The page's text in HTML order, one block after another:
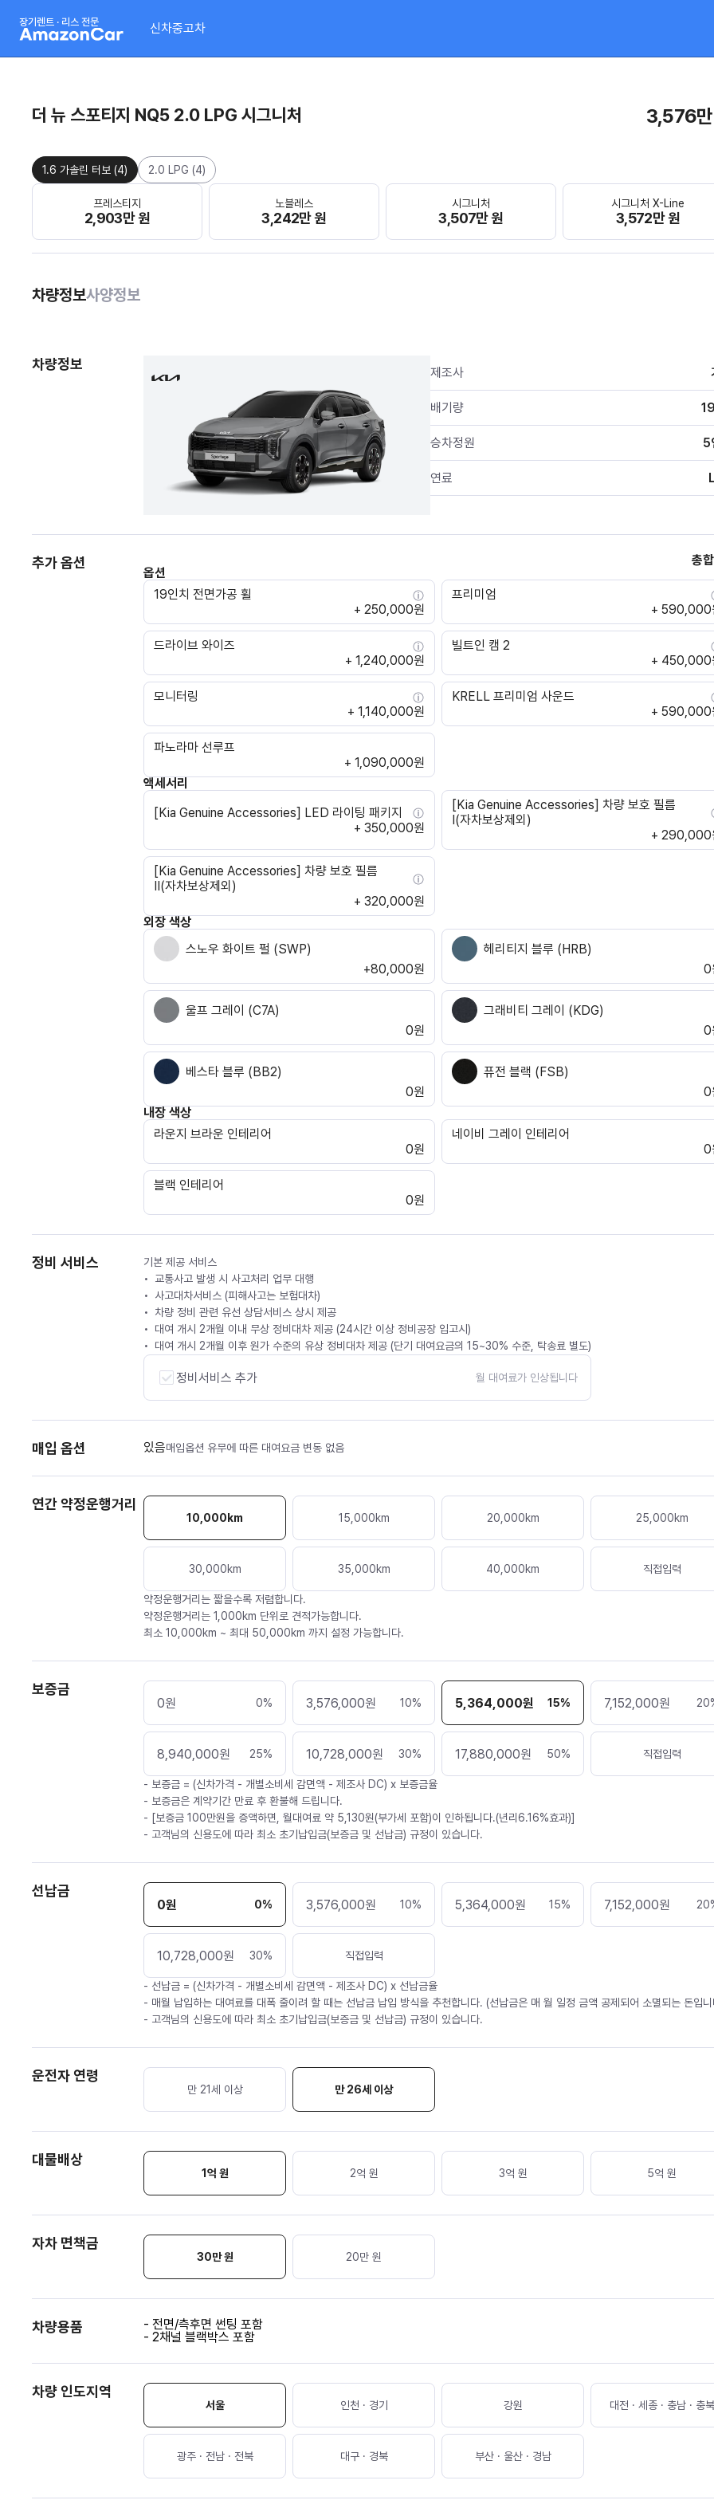
장기렌트 · 리스 전문 신차중고차
더 뉴 스포티지 NQ5 2.0 LPG 시그니처 3,576
1.6 가솔린 터보 (4) 2.0 LPG (4)
프레스티지
2,903만 원
노블레스
3,242만 원
시그니처
3,507만 원
시그니처 X-Line
3,572만 원
차량정보사양정보
차량정보
제조사
배기량
승차정원 5
연료
추가 옵션
총합
옵션
19인치 전면가공 휠
+ 250,000원
프리미엄
+ 590,000
드라이브 와이즈
+ 1,240,000원
빌트인 캠 2
+ 450,000
모니터링
+ 1,140,000원
KRELL 프리미엄 사운드
+ 590,000
파노라마 선루프
+ 1,090,000원
액세서리
[Kia Genuine Accessories] LED 라이팅 패키지
+ 350,000원
[Kia Genuine Accessories] 차량 보호 필름
I(자차보상제외)
+ 290,000
[Kia Genuine Accessories] 차량 보호 필름
II(자차보상제외)
+ 320,000원
외장 색상
스노우 화이트 펄 (SWP)
+80,000원
헤리티지 블루 (HRB)
0
울프 그레이 (C7A)
0원
그래비티 그레이 (KDG)
0
베스타 블루 (BB2)
0원
퓨전 블랙 (FSB)
0
내장 색상
라운지 브라운 인테리어
0원
네이비 그레이 인테리어
0
블랙 인테리어
0원
정비 서비스
기본 제공 서비스
교통사고 발생 시 사고처리 업무 대행
사고대차서비스 (피해사고는 보험대차)
차량 정비 관련 유선 상담서비스 상시 제공
대여 개시 2개월 이내 무상 정비대차 제공 (24시간 이상 정비공장 입고시)
대여 개시 2개월 이후 원가 수준의 유상 정비대차 제공 (단기 대여요금의 15~30% 수준, 탁송료 별도)
정비서비스 추가 월 대여료가 인상됩니다
매입 옵션 있음매입옵션 유무에 따른 대여요금 변동 없음
연간 약정운행거리
10,000 km 15,000km 20,000km 25,000km
30,000km 35,000km 40,000km 직접입력
약정운행거리는 짧을수록 저렴합니다.
약정운행거리는 1,000km 단위로 견적가능합니다.
최소 10,000km ~ 최대 50,000km 까지 설정 가능합니다.
보증금
0원 0% 3,576,000원 10% 5,364,000원 15% 7,152,000원 20
8,940,000원 25% 10,728,000원 30% 17,880,000원 50% 직접입력
- 보증금 = (신차가격 - 개별소비세 감면액 - 제조사 DC) x 보증금율
- 보증금은 계약기간 만료 후 환불해 드립니다.
- [보증금 100만원을 증액하면, 월대여료 약 5,130원(부가세 포함)이 인하됩니다.(년리6.16%효과)]
- 고객님의 신용도에 따라 최소 초기납입금(보증금 및 선납금) 규정이 있습니다.
선납금
0원 0% 3,576,000원 10% 5,364,000원 15% 7,152,000원 20
10,728,000원 30% 직접입력
- 선납금 = (신차가격 - 개별소비세 감면액 - 제조사 DC) x 선납금율
- 매월 납입하는 대여료를 대폭 줄이려 할 때는 선납금 납입 방식을 추천합니다. (선납금은 매 월 일정 금액 공제되어 소멸되는 돈입
- 고객님의 신용도에 따라 최소 초기납입금(보증금 및 선납금) 규정이 있습니다.
운전자 연령
만 21세 이상 만 26세 이상
대물배상
1억 원 2억 원 3억 원 5억 원
자차 면책금
30만 원 20만 원
차량용품
- 전면/측후면 썬팅 포함
- 2채널 블랙박스 포함
차량 인도지역
서울 인천 · 경기 강원 대전 · 세종 · 충남 · 충북
광주 · 전남 · 전북 대구 · 경북 부산 · 울산 · 경남